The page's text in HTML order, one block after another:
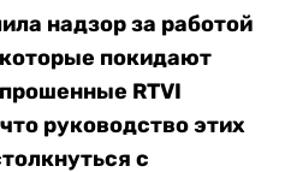
надзор за работой
покидают
RTVI
руководство этих
с